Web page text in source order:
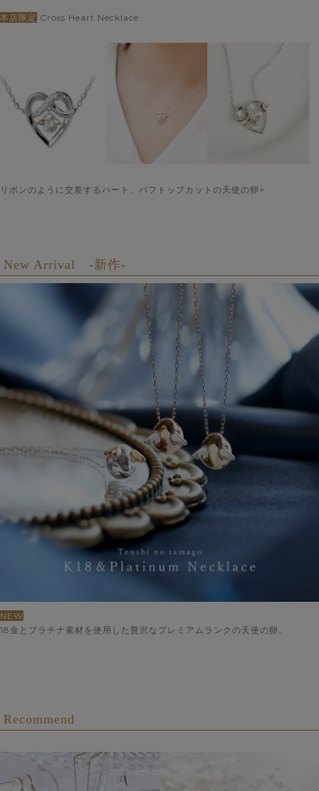
本店限定 Cross Heart Necklace
リボンのように交差するハート。バフトップカットの天使の卵>
New Arrival -新作-
NEW
18金とプラチナ素材を使用した贅沢なプレミアムランクの天使の卵。
Recommend